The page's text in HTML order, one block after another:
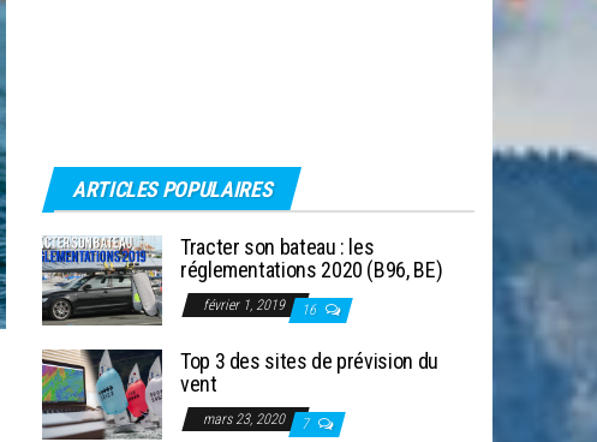
ARTICLES POPULAIRES
Tracter son bateau : les
réglementations 2020 (B96, BE)
février 1, 2019 16
Top 3 des sites de prévision du
vent
mars 23, 2020 7